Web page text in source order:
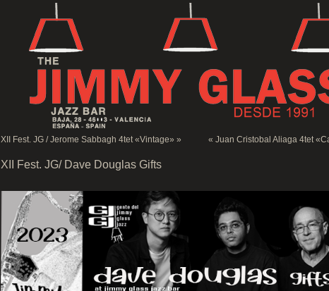
XII Fest. JG / Jerome Sabbagh 4tet «Vintage» » « Juan Cristobal Aliaga 4tet
XII Fest. JG/ Dave Douglas Gifts